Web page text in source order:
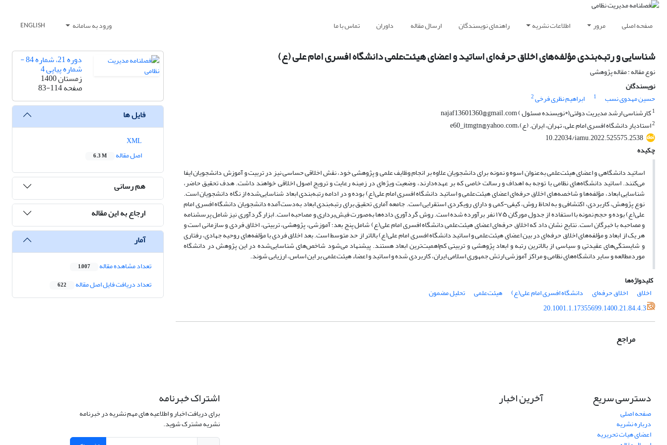
صفحه اصلی مرور اطلاعات نشریه راهنمای نویسندگان ارسال مقاله داوران تماس با ما ورود به سامانه ENGLISH
شناسایی و رتبه‌بندی مؤلفه‌های اخلاق حرفه‌ای اساتید و اعضای هیئت‌علمی دانشگاه افسری امام علی (ع)
نوع مقاله : مقاله پژوهشی
نویسندگان
حسین مهدوی نسب
1 ابراهیم نظری فرخی2
1کارشناسی ارشد مدیریت دولتی(*نویسنده مسئول ) najaf13601360@gmail.com
2استادیار دانشگاه افسری امام علی، تهران، ایران. (ع)،e60_itmgtn@yahoo.com
10.22034/iamu.2022.525575.2538
چکیده
اساتید دانشگاهی و اعضای هیئت‌علمی به‌عنوان اسوه و نمونه برای دانشجویان علاوه بر انجام وظایف علمی و پژوهشی خود، نقش اخلاقی حساسی نیز در تربیت و آموزش دانشجویان ایفا
می‌‌کنند. اساتید دانشگاه‌های نظامی با توجه به اهداف و رسالت خاصی که بر عهده‌دارند، وضعیت ویژه‌ای در زمینه رعایت و ترویج اصول اخلاقی خواهند داشت. هدف تحقیق حاضر،
شناسایی ابعاد، مؤلفه‌ها و شاخصه‌های اخلاق حرفه‌ای اعضای هیئت‌علمی و اساتید دانشگاه افسری امام علی(ع) بوده و در ادامه رتبه‌بندی ابعاد شناسایی‌شده از نگاه دانشجویان است.
نوع پژوهش، کاربردی، اکتشافی و به لحاظ روش، کیفی-کمی و دارای رویکردی استقرایی است. جامعه آماری تحقیق برای رتبه‌بندی ابعاد به‌دست‌آمده دانشجویان دانشگاه افسری امام
علی(ع) بوده و حجم نمونه با استفاده از جدول مورگان ۱۷۵ نفر برآورده شده است. روش گردآوری داده‌ها به‌صورت فیش‌برداری و مصاحبه است. ابزار گردآوری نیز شامل پرسشنامه
و مصاحبه با خبرگان است. نتایج نشان داد که اخلاق حرفه‌ای اعضای هیئت‌علمی دانشگاه افسری امام علی(ع) شامل پنج بعد؛ آموزشی، پژوهشی، تربیتی، اخلاق فردی و سازمانی است و
هر یک از ابعاد و مؤلفه‌های اخلاق حرفه‌ای در بین اعضای هیئت‌علمی و اساتید دانشگاه افسری امام علی(ع) بالاتر از حد متوسط است. بعد اخلاق فردی با مؤلفه‌های روحیه جهادی، رفتاری
و شایستگی‌های عقیدتی و سیاسی از بالاترین رتبه و ابعاد پژوهشی و تربیتی کم‌اهمیت‌ترین ابعاد هستند. پیشنهاد می‌شود شاخص‌های شناسایی‌شده در این پژوهش در دانشگاه
موردمطالعه و سایر دانشگاه‌های نظامی و مراکز آموزشی ارتش جمهوری اسلامی ایران، کاربردی شده و اساتید و اعضاء هیئت‌علمی بر این اساس، ارزیابی شوند.
کلیدواژه‌ها
اخلاق
اخلاق حرفه‌ای دانشگاه افسری امام علی(ع) هیئت‌علمی
تحلیل مضمون
20.1001.1.17355699.1400.21.84.4.3
مراجع
دوره 21، شماره 84 -
شماره پیاپی 4
زمستان 1400
صفحه83-114
فایل ها
اصل مقاله
6.3 M
هم رسانی
ارجاع به این مقاله
آمار
تعداد مشاهده مقاله 1,007
تعداد دریافت فایل اصل مقاله 622
دسترسی سریع
صفحه اصلی
درباره نشریه
اعضای هیات تحریریه
آخرین اخبار اشتراک خبرنامه
برای دریافت اخبار و اطلاعیه های مهم نشریه در خبرنامه
نشریه مشترک شوید.